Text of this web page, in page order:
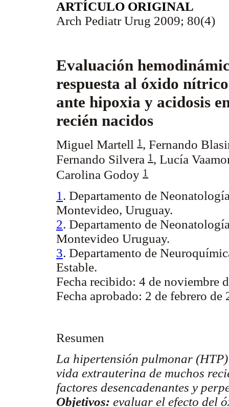
ARTÍCULO ORIGINAL
Arch Pediatr Urug 2009; 80(4)
Evaluación
respuesta al óxido
ante hipoxia y acidosis
recién nacidos
Miguel Martell 1 , Fernando
Fernando Silvera 1 , Lucía
Carolina Godoy 1
1 . Departamento de
Montevideo, Uruguay.
2. Departamento de
Montevideo Uruguay.
3. Departamento de
Estable.
Fecha recibido: 4 de noviembre
Fecha aprobado: 2 de febrero de
Resumen
La hipertensión pulmonar
vida extrauterina de muchos
factores desencadenantes y
Objetivos: evaluar el efecto del